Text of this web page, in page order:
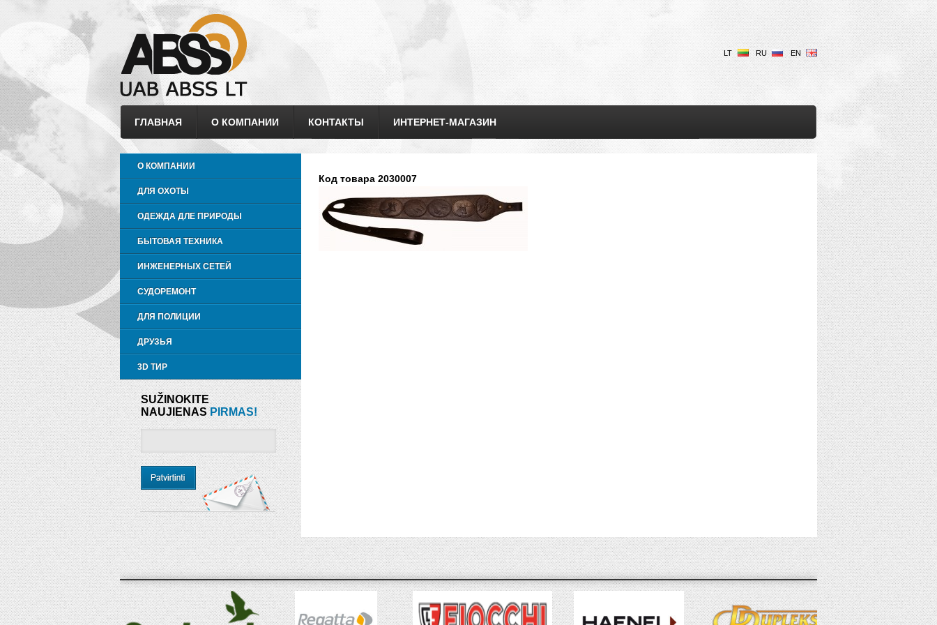
LT RU EN
ГЛАВНАЯ О КОМПАНИИ КОНТАКТЫ ИНТЕРНЕТ-МАГАЗИН
О КОМПАНИИ
ДЛЯ ОХОТЫ
ОДЕЖДА ДЛЕ ПРИРОДЫ
БЫТОВАЯ ТЕХНИКА
ИНЖЕНЕРНЫХ СЕТЕЙ
СУДОРЕМОНТ
ДЛЯ ПОЛИЦИИ
ДРУЗЬЯ
3D ТИР
SUŽINOKITE
NAUJIENASPIRMAS!
Код товара 2030007